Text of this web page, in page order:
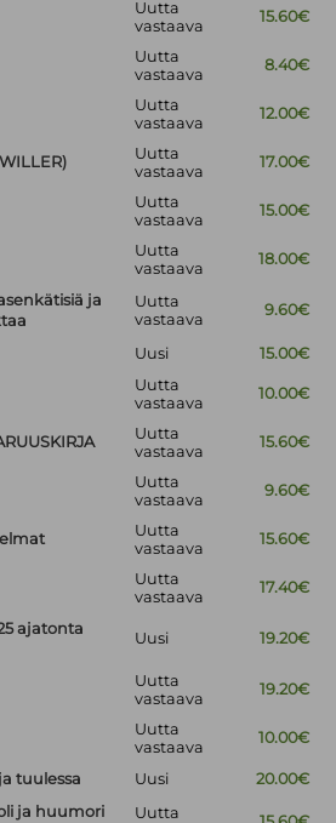
Uutta
vastaava
15.60€
Uutta
vastaava
8.40€
Uutta
vastaava
12.00€
Uutta
vastaava
17.00€
Uutta
vastaava
15.00€
Uutta
vastaava
18.00€
ja
Uutta
vastaava
9.60€
Uusi 15.00€
Uutta
vastaava
10.00€
Uutta
vastaava
15.60€
Uutta
vastaava
9.60€
Uutta
vastaava
15.60€
Uutta
vastaava
17.40€
ajatonta
Uusi 19.20€
Uutta
vastaava
19.20€
Uutta
vastaava
10.00€
tuulessa Uusi
20.00€
ja huumori
Uutta